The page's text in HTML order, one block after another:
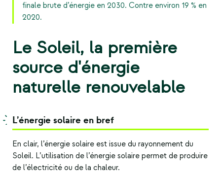
finale brute d’énergie en 2030. Contre environ 19 % en
2020.
Le Soleil, la première
source d'énergie
naturelle renouvelable
L’énergie solaire en bref
En clair, l’énergie solaire est issue du rayonnement du
Soleil. L’utilisation de l’énergie solaire permet de produire
de l’électricité ou de la chaleur.